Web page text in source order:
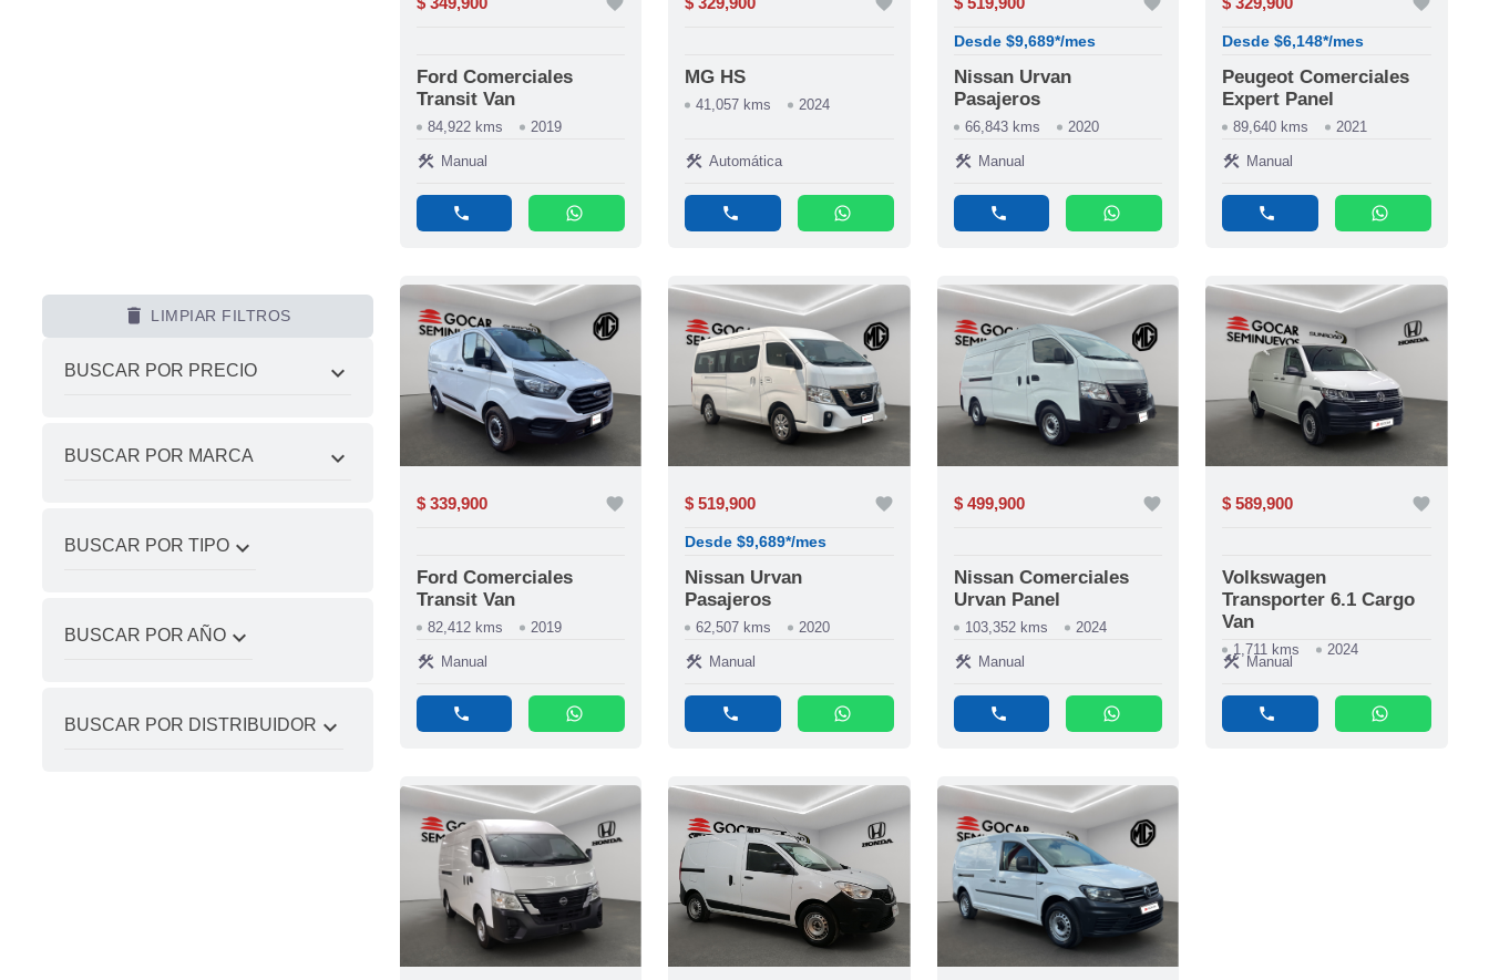
delete LIMPIAR FILTROS
BUSCAR POR PRECIO expand_more
BUSCAR POR MARCA expand_more
BUSCAR POR TIPOexpand_more
BUSCAR POR AÑOexpand_more
BUSCAR POR DISTRIBUIDOR expand_more
Ford Comerciales
Transit Van
84,922 kms 2019
construction Manual
phone whatsapp
MG HS
41,057 kms 2024
construction Automática
phone whatsapp
Desde $9,689*/mes
Nissan Urvan
Pasajeros
66,843 kms 2020
construction Manual
phone whatsapp
Desde $6,148*/mes
Peugeot Comerciales
Expert Panel
89,640 kms 2021
construction Manual
phone whatsapp
$ 339,900 favorite
Ford Comerciales
Transit Van
82,412 kms 2019
construction Manual
phone whatsapp
$ 519,900 favorite
Desde $9,689*/mes
Nissan Urvan
Pasajeros
62,507 kms 2020
construction Manual
phone whatsapp
$ 499,900 favorite
Nissan Comerciales
Urvan Panel
103,352 kms 2024
construction Manual
phone whatsapp
$ 589,900 favorite
Volkswagen
Transporter 6.1 Cargo
Van
1,711 kms 2024
construction Manual
phone whatsapp